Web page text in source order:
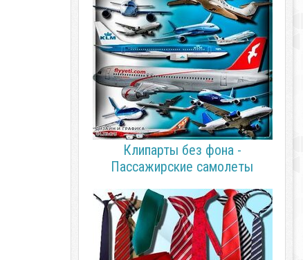
Клипарты без фона -
Пассажирские самолеты